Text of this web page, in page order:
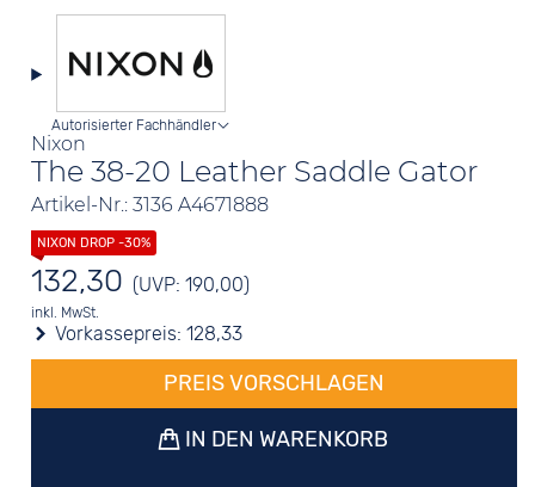
Nixon
The 38-20 Leather Saddle Gator
Artikel-Nr.: 3136 A4671888
Autorisierter Fachhändler
132,30 (UVP: 190,00)
inkl. MwSt.
Vorkassepreis:128,33
PREIS VORSCHLAGEN
IN DEN WARENKORB